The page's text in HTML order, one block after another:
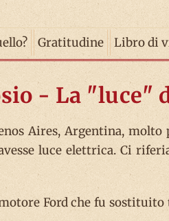
Gratitudine Libro di
- La "luce"
Aires, Argentina,
luce elettrica. Ci
Ford che fu